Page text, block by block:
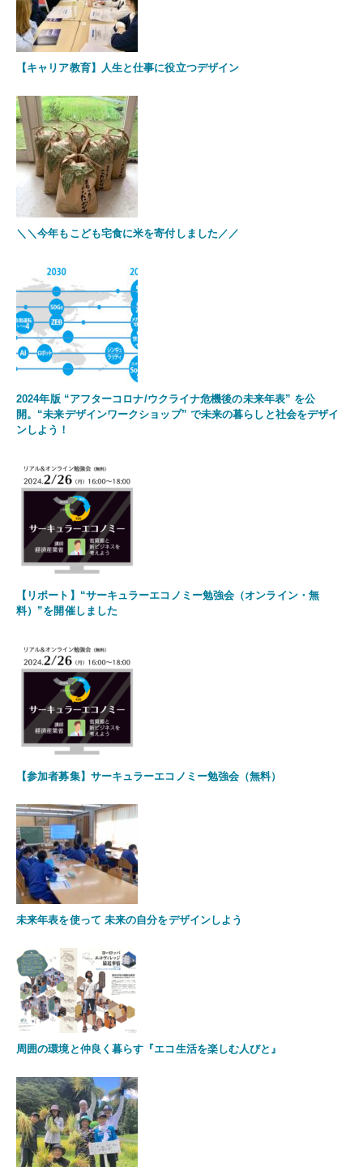
【キャリア教育】人生と仕事に役立つデザイン
＼＼今年もこども宅食に米を寄付しました／／
2024年版 “アフターコロナ/ウクライナ危機後の未来年表” を公
開。“未来デザインワークショップ” で未来の暮らしと社会をデザイ
ンしよう！
【リポート】“サーキュラーエコノミー勉強会（オンライン・無
料）”を開催しました
【参加者募集】サーキュラーエコノミー勉強会（無料）
未来年表を使って 未来の自分をデザインしよう
周囲の環境と仲良く暮らす『エコ生活を楽しむ人びと』